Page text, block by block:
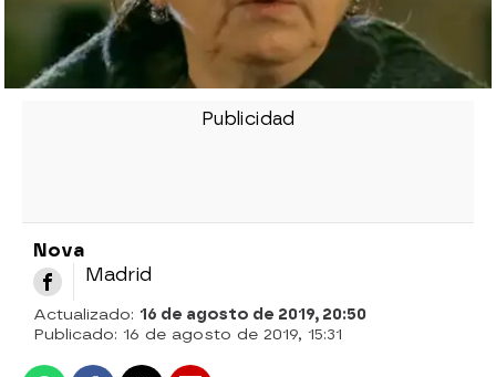
Nova
Madrid
Actualizado: 16 de agosto de 2019, 20:50
Publicado: 16 de agosto de 2019, 15:31